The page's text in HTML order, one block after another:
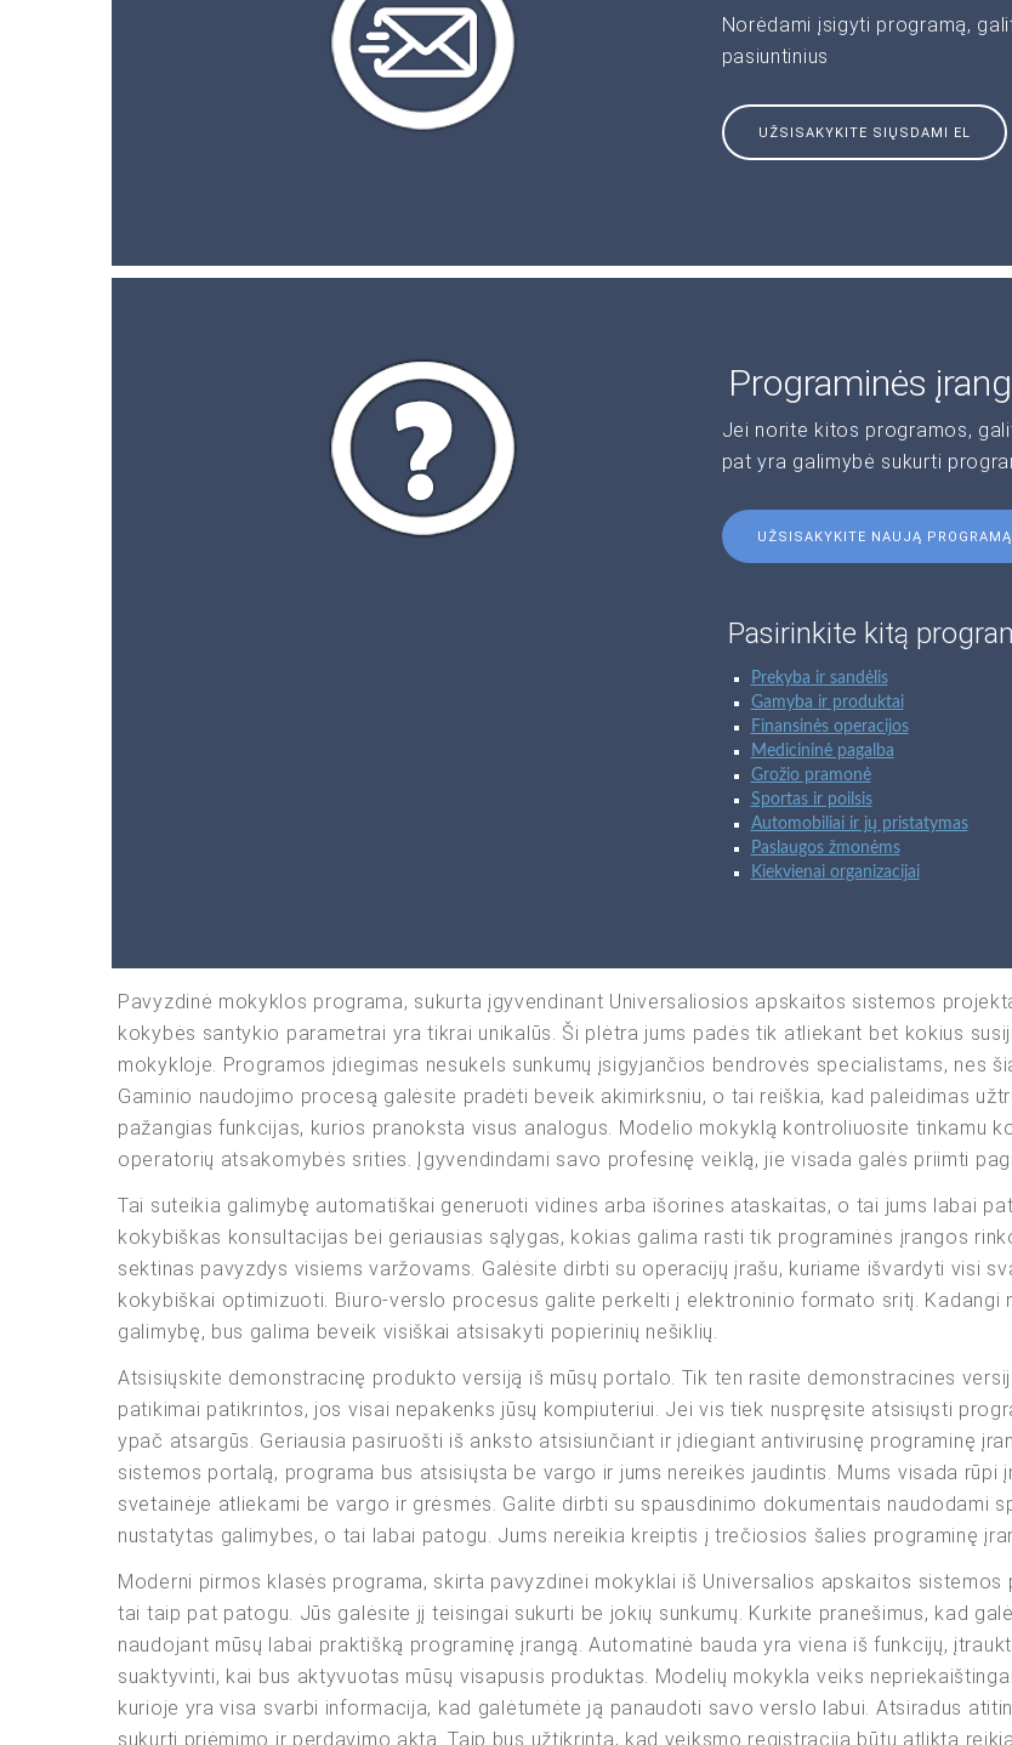
Norėdami įsigyti programą,
pasiuntinius
UŽSISAKYKITE SIŲSDAMI EL
Programinės
Jei norite kitos programos,
pat yra galimybė sukurti
UŽSISAKYKITE NAUJĄ PROGRAMĄ
Pasirinkite kitą
Prekyba ir sandėlis
Gamyba ir produktai
Finansinės operacijos
Medicininė pagalba
Grožio pramonė
Sportas ir poilsis
Automobiliai ir jų pristatymas
Paslaugos žmonėms
Kiekvienai organizacijai
Pavyzdinė mokyklos programa, sukurta įgyvendinant Universaliosios apskaitos sistemos
kokybės santykio parametrai yra tikrai unikalūs. Ši plėtra jums padės tik atliekant bet kokius
mokykloje. Programos įdiegimas nesukels sunkumų įsigyjančios bendrovės specialistams, nes
Gaminio naudojimo procesą galėsite pradėti beveik akimirksniu, o tai reiškia, kad paleidimas
pažangias funkcijas, kurios pranoksta visus analogus. Modelio mokyklą kontroliuosite tinkamu
operatorių atsakomybės srities. Įgyvendindami savo profesinę veiklą, jie visada galės priimti
Tai suteikia galimybę automatiškai generuoti vidines arba išorines ataskaitas, o tai jums labai
kokybiškas konsultacijas bei geriausias sąlygas, kokias galima rasti tik programinės įrangos
sektinas pavyzdys visiems varžovams. Galėsite dirbti su operacijų įrašu, kuriame išvardyti visi
kokybiškai optimizuoti. Biuro-verslo procesus galite perkelti į elektroninio formato sritį.
galimybę, bus galima beveik visiškai atsisakyti popierinių nešiklių.
Atsisiųskite demonstracinę produkto versiją iš mūsų portalo. Tik ten rasite demonstracines
patikimai patikrintos, jos visai nepakenks jūsų kompiuteriui. Jei vis tiek nuspręsite atsisiųsti
ypač atsargūs. Geriausia pasiruošti iš anksto atsisiunčiant ir įdiegiant antivirusinę programinę
sistemos portalą, programa bus atsisiųsta be vargo ir jums nereikės jaudintis. Mums visada rūpi
svetainėje atliekami be vargo ir grėsmės. Galite dirbti su spausdinimo dokumentais naudodami
nustatytas galimybes, o tai labai patogu. Jums nereikia kreiptis į trečiosios šalies programinę
Moderni pirmos klasės programa, skirta pavyzdinei mokyklai iš Universalios apskaitos
tai taip pat patogu. Jūs galėsite jį teisingai sukurti be jokių sunkumų. Kurkite pranešimus, kad
naudojant mūsų labai praktišką programinę įrangą. Automatinė bauda yra viena iš funkcijų,
suaktyvinti, kai bus aktyvuotas mūsų visapusis produktas. Modelių mokykla veiks
kurioje yra visa svarbi informacija, kad galėtumėte ją panaudoti savo verslo labui. Atsiradus
sukurti priėmimo ir perdavimo aktą. Taip bus užtikrinta, kad veiksmo registracija būtų atlikta